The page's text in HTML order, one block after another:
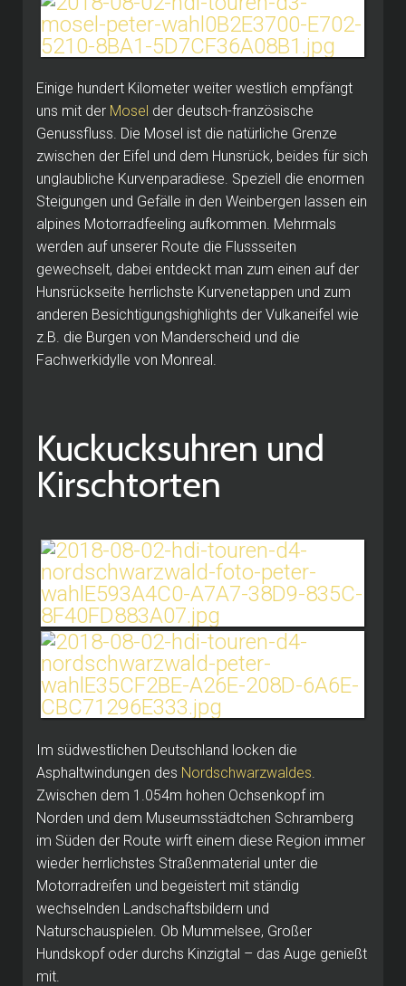
Einige hundert Kilometer weiter westlich empfängt
uns mit der Mosel der deutsch-französische
Genussfluss. Die Mosel ist die natürliche Grenze
zwischen der Eifel und dem Hunsrück, beides für sich
unglaubliche Kurvenparadiese. Speziell die enormen
Steigungen und Gefälle in den Weinbergen lassen ein
alpines Motorradfeeling aufkommen. Mehrmals
werden auf unserer Route die Flussseiten
gewechselt, dabei entdeckt man zum einen auf der
Hunsrückseite herrlichste Kurvenetappen und zum
anderen Besichtigungshighlights der Vulkaneifel wie
z.B. die Burgen von Manderscheid und die
Fachwerkidylle von Monreal.
Kuckucksuhren und
Kirschtorten
Im südwestlichen Deutschland locken die
Asphaltwindungen des Nordschwarzwaldes
Zwischen dem 1.054m hohen Ochsenkopf im
Norden und dem Museumsstädtchen Schramberg
im Süden der Route wirft einem diese Region immer
wieder herrlichstes Straßenmaterial unter die
Motorradreifen und begeistert mit ständig
wechselnden Landschaftsbildern und
Naturschauspielen. Ob Mummelsee, Großer
Hundskopf oder durchs Kinzigtal – das Auge genießt
mit.